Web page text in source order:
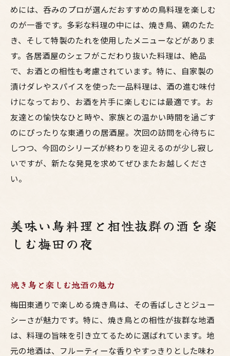
めには、呑みのプロが選んだおすすめの鳥料理を楽しむ
のが一番です。多彩な料理の中には、焼き鳥、鶏のたた
き、そして特製のたれを使用したメニューなどがありま
す。各居酒屋のシェフがこだわり抜いた料理は、絶品
で、お酒との相性も考慮されています。特に、自家製の
漬けダレやスパイスを使った一品料理は、酒の進む味付
けになっており、お酒を片手に楽しむには最適です。お
友達との愉快なひと時や、家族との温かい時間を過ごす
のにぴったりな東通りの居酒屋。次回の訪問を心待ちに
しつつ、今回のシリーズが終わりを迎えるのが少し寂し
いですが、新たな発見を求めてぜひまたお越しくださ
い。
美味い鳥料理と相性抜群の酒を楽
しむ梅田の夜
焼き鳥と楽しむ地酒の魅力
梅田東通りで楽しめる焼き鳥は、その香ばしさとジュー
シーさが魅力です。特に、焼き鳥との相性が抜群な地酒
は、料理の旨味を引き立てるために選ばれています。地
元の地酒は、フルーティーな香りやすっきりとした味わ